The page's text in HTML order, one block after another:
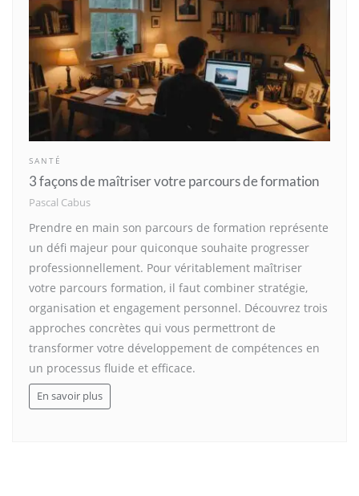
SANTÉ
3 façons de maîtriser votre parcours de formation
Pascal Cabus
Prendre en main son parcours de formation représente
un défi majeur pour quiconque souhaite progresser
professionnellement. Pour véritablement maîtriser
votre parcours formation, il faut combiner stratégie,
organisation et engagement personnel. Découvrez trois
approches concrètes qui vous permettront de
transformer votre développement de compétences en
un processus fluide et efficace.
En savoir plus